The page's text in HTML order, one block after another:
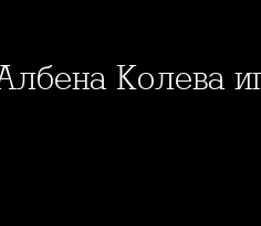
Албена Колева